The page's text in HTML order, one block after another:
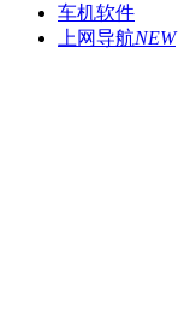
车机软件
上网导航NEW